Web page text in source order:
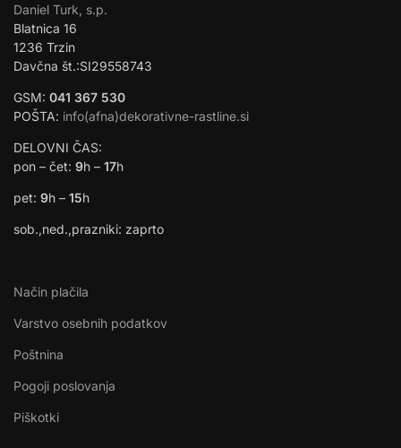
Daniel Turk, s.p.
Blatnica 16
1236 Trzin
Davčna št.:SI29558743
GSM: 041 367 530
POŠTA: info(afna)dekorativne-rastline.si
DELOVNI ČAS:
pon – čet: 9h – 17h
pet: 9h – 15h
sob.,ned.,prazniki: zaprto
Način plačila
Varstvo osebnih podatkov
Poštnina
Pogoji poslovanja
Piškotki